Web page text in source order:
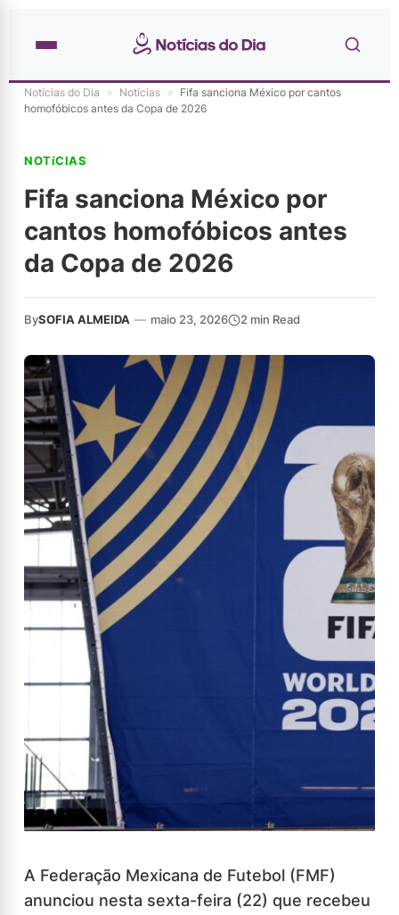
Notícias do Dia » Notícias » Fifa sanciona México por cantos
homofóbicos antes da Copa de 2026
NOTíCIAS
Fifa sanciona México por
cantos homofóbicos antes
da Copa de 2026
BySOFIA ALMEIDA — maio 23, 2026 2 min Read
A Federação Mexicana de Futebol (FMF)
anunciou nesta sexta-feira (22) que recebeu